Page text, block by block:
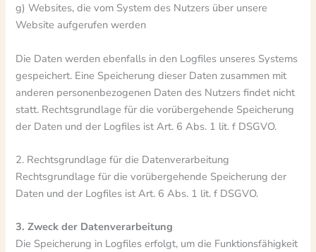
g) Websites, die vom System des Nutzers über unsere
Website aufgerufen werden
Die Daten werden ebenfalls in den Logfiles unseres Systems
gespeichert. Eine Speicherung dieser Daten zusammen mit
anderen personenbezogenen Daten des Nutzers findet nicht
statt. Rechtsgrundlage für die vorübergehende Speicherung
der Daten und der Logfiles ist Art. 6 Abs. 1 lit. f DSGVO.
2. Rechtsgrundlage für die Datenverarbeitung
Rechtsgrundlage für die vorübergehende Speicherung der
Daten und der Logfiles ist Art. 6 Abs. 1 lit. f DSGVO.
3. Zweck der Datenverarbeitung
Die Speicherung in Logfiles erfolgt, um die Funktionsfähigkeit